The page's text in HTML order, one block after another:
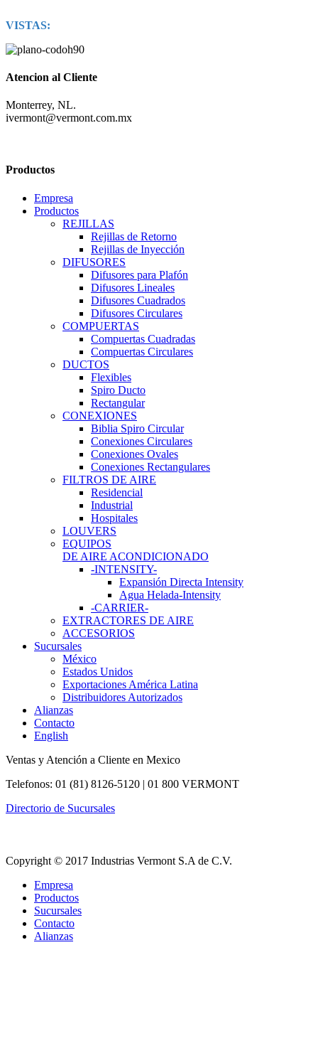
VISTAS:
Atencion al Cliente
Monterrey, NL.
ivermont@vermont.com.mx
Productos
Empresa
Productos
REJILLAS
Rejillas de Retorno
Rejillas de Inyección
DIFUSORES
Difusores para Plafón
Difusores Lineales
Difusores Cuadrados
Difusores Circulares
COMPUERTAS
Compuertas Cuadradas
Compuertas Circulares
DUCTOS
Flexibles
Spiro Ducto
Rectangular
CONEXIONES
Biblia Spiro Circular
Conexiones Circulares
Conexiones Ovales
Conexiones Rectangulares
FILTROS DE AIRE
Residencial
Industrial
Hospitales
LOUVERS
EQUIPOS
DE AIRE ACONDICIONADO
-INTENSITY-
Expansión Directa Intensity
Agua Helada-Intensity
-CARRIER-
EXTRACTORES DE AIRE
ACCESORIOS
Sucursales
México
Estados Unidos
Exportaciones América Latina
Distribuidores Autorizados
Alianzas
Contacto
English
Ventas y Atención a Cliente en Mexico
Telefonos: 01 (81) 8126-5120 | 01 800 VERMONT
Directorio de Sucursales
Copyright © 2017 Industrias Vermont S.A de C.V.
Empresa
Productos
Sucursales
Contacto
Alianzas